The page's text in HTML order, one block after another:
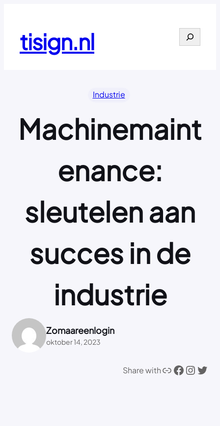
tisign.nl Search
Industrie
Machinemaint
enance:
sleutelen aan
succes in de
industrie
Zomaareenlogin
oktober 14, 2023
Share withLink Facebook Instagram Twitter